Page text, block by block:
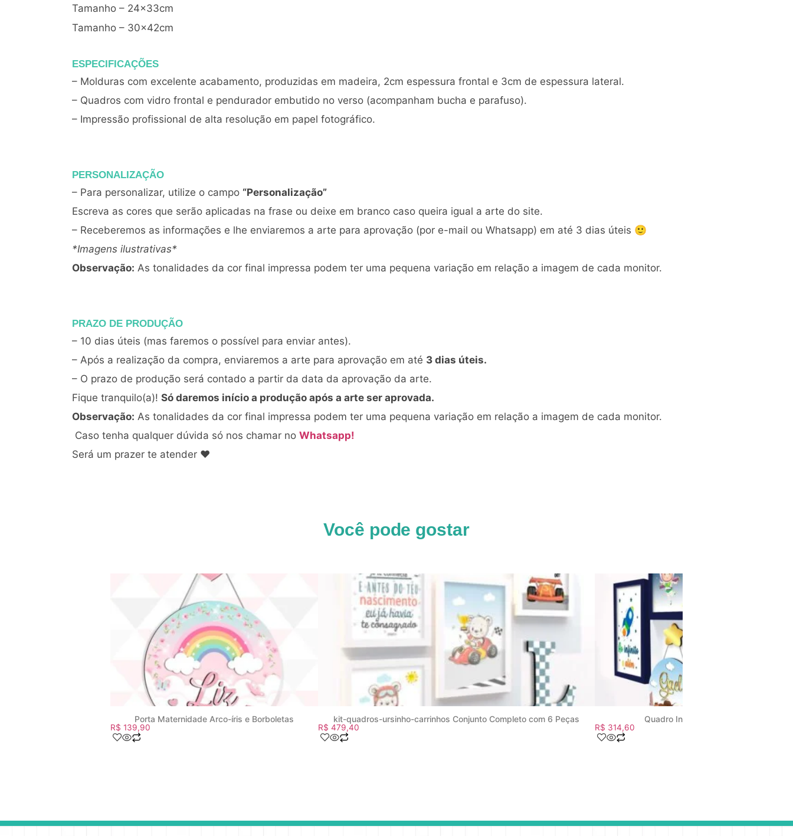
Tamanho – 24x33cm
Tamanho – 30x42cm
ESPECIFICAÇÕES
– Molduras com excelente acabamento, produzidas em madeira, 2cm espessura frontal e 3cm de espessura lateral.
– Quadros com vidro frontal e pendurador embutido no verso (acompanham bucha e parafuso).
– Impressão profissional de alta resolução em papel fotográfico.
PERSONALIZAÇÃO
– Para personalizar, utilize o campo “Personalização”
Escreva as cores que serão aplicadas na frase ou deixe em branco caso queira igual a arte do site.
– Receberemos as informações e lhe enviaremos a arte para aprovação (por e-mail ou Whatsapp) em até 3 dias úteis 🙂
*Imagens ilustrativas*
Observação: As tonalidades da cor final impressa podem ter uma pequena variação em relação a imagem de cada monitor.
PRAZO DE PRODUÇÃO
– 10 dias úteis (mas faremos o possível para enviar antes).
– Após a realização da compra, enviaremos a arte para aprovação em até 3 dias úteis.
– O prazo de produção será contado a partir da data da aprovação da arte.
Fique tranquilo(a)! Só daremos início a produção após a arte ser aprovada.
Observação: As tonalidades da cor final impressa podem ter uma pequena variação em relação a imagem de cada monitor.
Caso tenha qualquer dúvida só nos chamar no Whatsapp!
Será um prazer te atender ♥
Você pode gostar
Porta Maternidade Arco-íris e Borboletas
R$ 139,90
kit-quadros-ursinho-carrinhos Conjunto Completo com 6 Peças
R$ 479,40
Quadro Infantil Kit Toy Story
R$ 314,60